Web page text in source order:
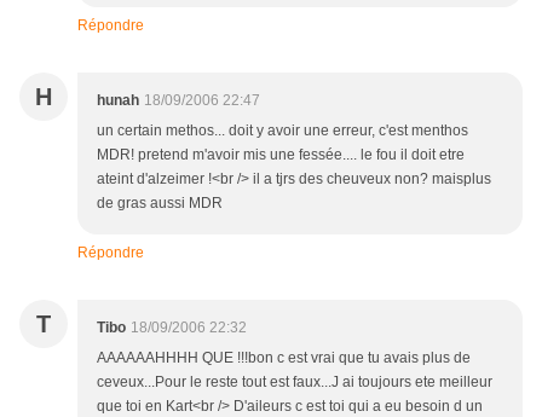
Répondre
H hunah 18/09/2006 22:47
un certain methos... doit y avoir une erreur, c'est menthos
MDR! pretend m'avoir mis une fessée.... le fou il doit etre
ateint d'alzeimer !<br /> il a tjrs des cheuveux non? maisplus
de gras aussi MDR
Répondre
T Tibo 18/09/2006 22:32
AAAAAAHHHH QUE !!!bon c est vrai que tu avais plus de
ceveux...Pour le reste tout est faux...J ai toujours ete meilleur
que toi en Kart<br /> D'aileurs c est toi qui a eu besoin d un